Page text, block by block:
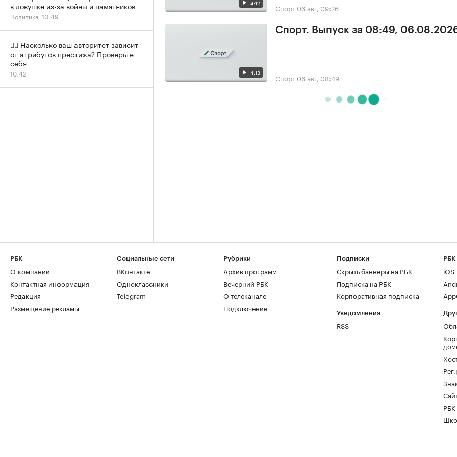
4:12 Спорт 06 авг, 09:26
4:13
Спорт. Выпуск за 08:49,
Спорт 06 авг, 08:49
в ловушке из-за войны и памятников
Политика, 10:49
✍🏻 Насколько ваш авторитет зависит
от атрибутов престижа? Проверьте
себя
10:42
РБК
О компании
Контактная информация
Редакция
Размещение рекламы
Социальные сети
ВКонтакте
Одноклассники
Telegram
Рубрики
Архив программ
Вечерний РБК
О телеканале
Подключение
Подписки
Скрыть баннеры на РБК
Подписка на РБК
Корпоративная подписка
Уведомления
RSS
РБК
iOS